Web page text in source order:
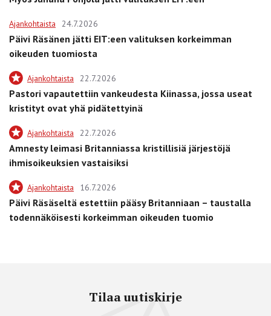
Ajankohtaista 24.7.2026
Päivi Räsänen jätti EIT:een valituksen korkeimman
oikeuden tuomiosta
Ajankohtaista 22.7.2026
Pastori vapautettiin vankeudesta Kiinassa, jossa useat
kristityt ovat yhä pidätettyinä
Ajankohtaista 22.7.2026
Amnesty leimasi Britanniassa kristillisiä järjestöjä
ihmisoikeuksien vastaisiksi
Ajankohtaista 16.7.2026
Päivi Räsäseltä estettiin pääsy Britanniaan – taustalla
todennäköisesti korkeimman oikeuden tuomio
Tilaa uutiskirje